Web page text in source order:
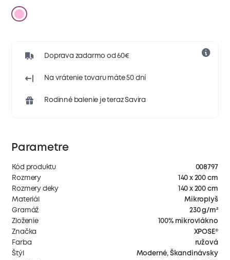
Doprava zadarmo od 60€
Na vrátenie tovaru máte 50 dní
Rodinné balenie je teraz Savira
Parametre
Kód produktu
008797
Rozmery
140 x 200 cm
Rozmery deky
140 x 200 cm
Materiál
Mikroplyš
Gramáž
230 g/m²
Zloženie
100% mikrovlákno
Značka
XPOSE®
Farba
ružová
Štýl
Moderné, Škandinávsky